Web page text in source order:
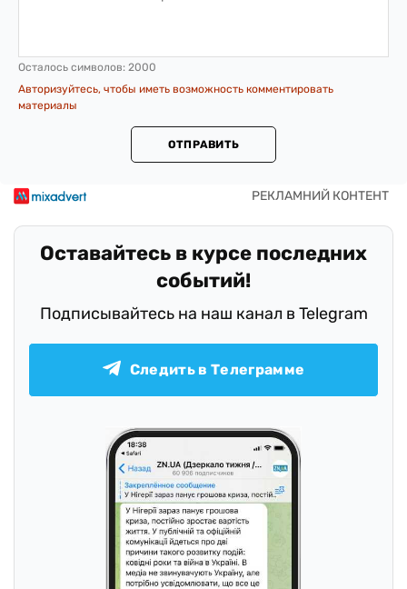
Осталось символов: 2000
Авторизуйтесь, чтобы иметь возможность комментировать
материалы
ОТПРАВИТЬ
Оставайтесь в курсе последних
событий!
Подписывайтесь на наш канал в Telegram
Следить в Телеграмме